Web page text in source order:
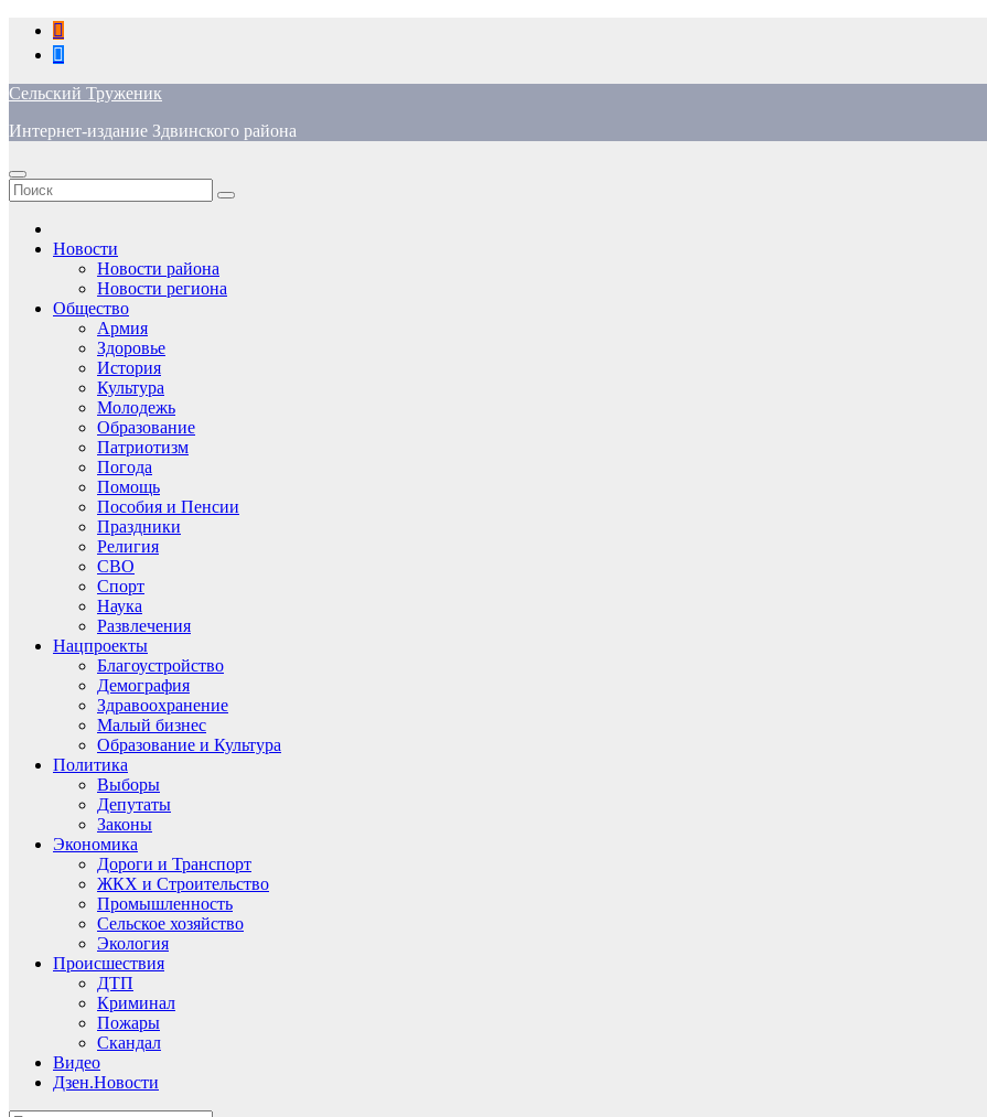
Перейти
содержимому
Сельский Труженик
Интернет-издание Здвинского района
Новости
Новости района
Новости региона
Общество
Армия
Здоровье
История
Культура
Молодежь
Образование
Патриотизм
Погода
Помощь
Пособия и Пенсии
Праздники
Религия
СВО
Спорт
Наука
Развлечения
Нацпроекты
Благоустройство
Демография
Здравоохранение
Малый бизнес
Образование и Культура
Политика
Выборы
Депутаты
Законы
Экономика
Дороги и Транспорт
ЖКХ и Строительство
Промышленность
Сельское хозяйство
Экология
Происшествия
ДТП
Криминал
Пожары
Скандал
Видео
Дзен.Новости